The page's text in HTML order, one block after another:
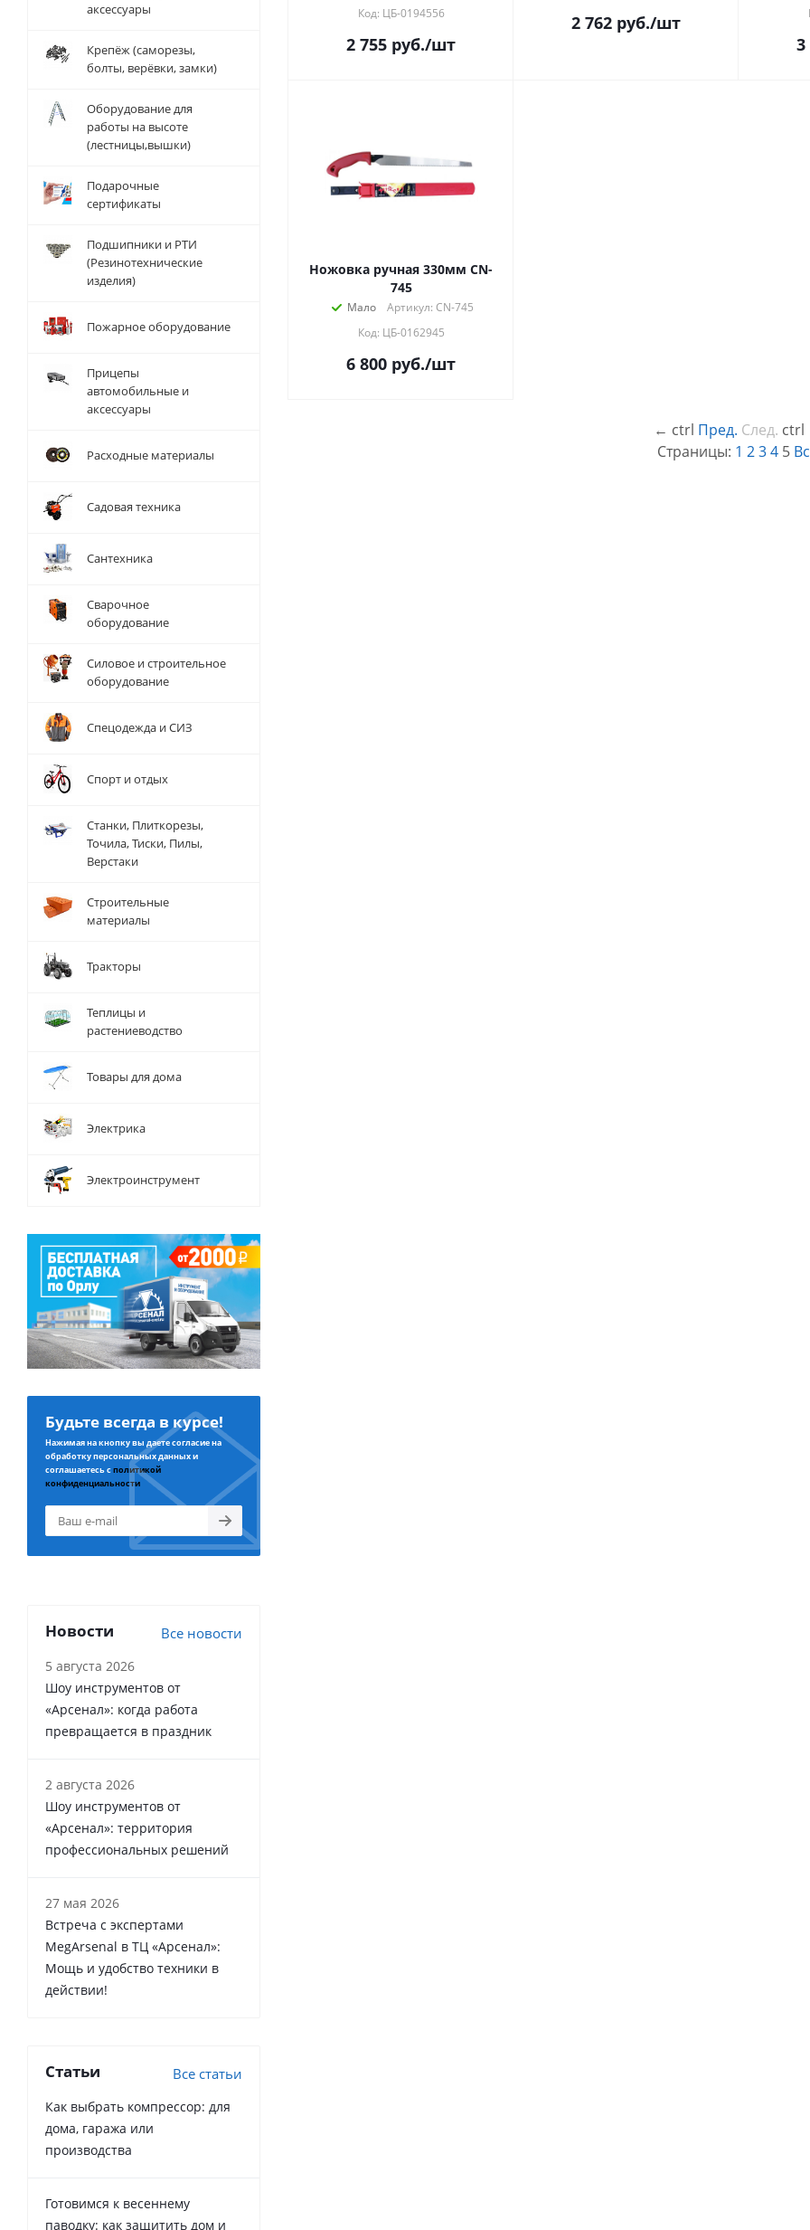
Код: ЦБ-0194556
2 755 руб./шт
2 762 руб./шт
3
Ножовка ручная 330мм СN-
745
Мало
Артикул: CN-745
Код: ЦБ-0162945
6 800 руб./шт
← ctrl Пред. След. ctrl
Страницы: 1 234 5
аксессуары
Крепёж (саморезы,
болты, верёвки, замки)
Оборудование для
работы на высоте
(лестницы,вышки)
Подарочные
сертификаты
Подшипники и РТИ
(Резинотехнические
изделия)
Пожарное оборудование
Прицепы
автомобильные и
аксессуары
Расходные материалы
Садовая техника
Сантехника
Сварочное
оборудование
Силовое и строительное
оборудование
Спецодежда и СИЗ
Спорт и отдых
Станки, Плиткорезы,
Точила, Тиски, Пилы,
Верстаки
Строительные
материалы
Тракторы
Теплицы и
растениеводство
Товары для дома
Электрика
Электроинструмент
Будьте всегда в курсе!
Нажимая на кнопку вы даете согласие на
обработку персональных данных и
соглашаетесь сполитикой
конфиденциальности
Новости Все новости
5 августа 2026
Шоу инструментов от
«Арсенал»: когда работа
превращается в праздник
2 августа 2026
Шоу инструментов от
«Арсенал»: территория
профессиональных решений
27 мая 2026
Встреча с экспертами
MegArsenal в ТЦ «Арсенал»:
Мощь и удобство техники в
действии!
Статьи Все статьи
Как выбрать компрессор: для
дома, гаража или
производства
Готовимся к весеннему
паводку: как защитить дом и